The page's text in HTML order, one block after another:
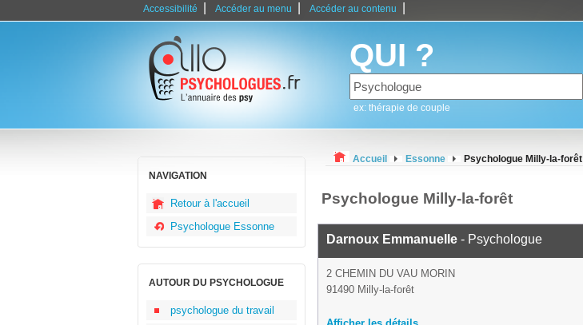
Accessibilité Accéder au menu Accéder au contenu
QUI ?
ex: thérapie de couple
NAVIGATION
Retour à l'accueil
Psychologue Essonne
AUTOUR DU PSYCHOLOGUE
psychologue du travail
Accueil Essonne Psychologue Milly-la-forêt
Psychologue Milly-la-forêt
Darnoux Emmanuelle - Psychologue
2 CHEMIN DU VAU MORIN
91490 Milly-la-forêt